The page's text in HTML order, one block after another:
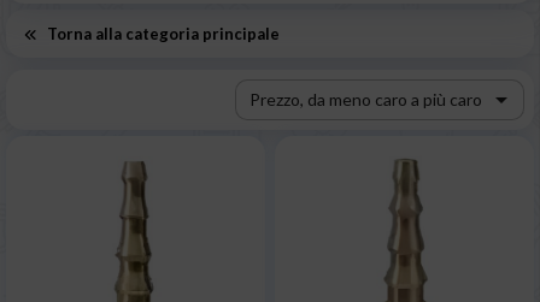
Torna alla categoria principale
Prezzo, da meno caro a più caro 